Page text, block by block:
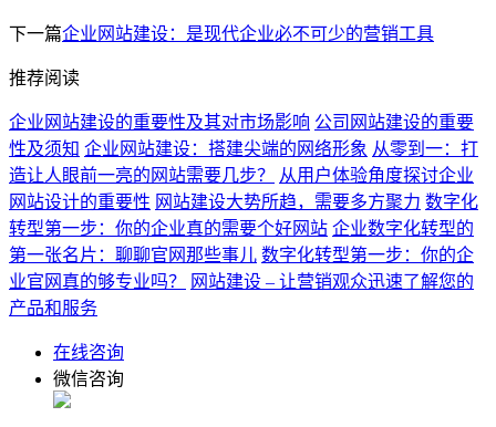
下一篇企业网站建设：是现代企业必不可少的营销工具
推荐阅读
企业网站建设的重要性及其对市场影响 公司网站建设的重要
性及须知 企业网站建设：搭建尖端的网络形象 从零到一：打
造让人眼前一亮的网站需要几步？
从用户体验角度探讨企业
网站设计的重要性 网站建设大势所趋，需要多方聚力 数字化
转型第一步：你的企业真的需要个好网站 企业数字化转型的
第一张名片：聊聊官网那些事儿 数字化转型第一步：你的企
业官网真的够专业吗？
网站建设 – 让营销观众迅速了解您的
产品和服务
在线咨询
微信咨询